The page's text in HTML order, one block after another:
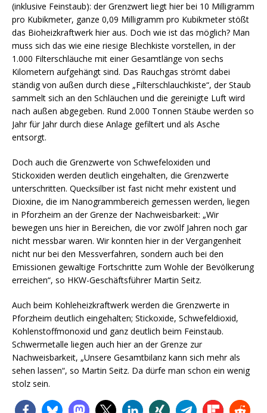
(inklusive Feinstaub): der Grenzwert liegt hier bei 10 Milligramm
pro Kubikmeter, ganze 0,09 Milligramm pro Kubikmeter stößt
das Bioheizkraftwerk hier aus. Doch wie ist das möglich? Man
muss sich das wie eine riesige Blechkiste vorstellen, in der
1.000 Filterschläuche mit einer Gesamtlänge von sechs
Kilometern aufgehängt sind. Das Rauchgas strömt dabei
ständig von außen durch diese „Filterschlauchkiste“, der Staub
sammelt sich an den Schläuchen und die gereinigte Luft wird
nach außen abgegeben. Rund 2.000 Tonnen Stäube werden so
Jahr für Jahr durch diese Anlage gefiltert und als Asche
entsorgt.
Doch auch die Grenzwerte von Schwefeloxiden und
Stickoxiden werden deutlich eingehalten, die Grenzwerte
unterschritten. Quecksilber ist fast nicht mehr existent und
Dioxine, die im Nanogrammbereich gemessen werden, liegen
in Pforzheim an der Grenze der Nachweisbarkeit: „Wir
bewegen uns hier in Bereichen, die vor zwölf Jahren noch gar
nicht messbar waren. Wir konnten hier in der Vergangenheit
nicht nur bei den Messverfahren, sondern auch bei den
Emissionen gewaltige Fortschritte zum Wohle der Bevölkerung
erreichen“, so HKW-Geschäftsführer Martin Seitz.
Auch beim Kohleheizkraftwerk werden die Grenzwerte in
Pforzheim deutlich eingehalten; Stickoxide, Schwefeldioxid,
Kohlenstoffmonoxid und ganz deutlich beim Feinstaub.
Schwermetalle liegen auch hier an der Grenze zur
Nachweisbarkeit, „Unsere Gesamtbilanz kann sich mehr als
sehen lassen“, so Martin Seitz. Da dürfe man schon ein wenig
stolz sein.